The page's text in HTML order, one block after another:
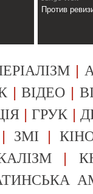
Против
|
|ВІДЕО |
|ГРУК |
| ЗМІ |
|